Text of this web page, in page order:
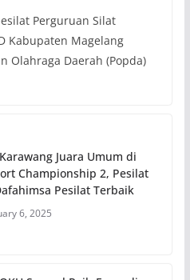
Perguruan Silat
Kabupaten Magelang
Olahraga Daerah (Popda)
Juara Umum di
Championship 2, Pesilat
Pesilat Terbaik
6, 2025